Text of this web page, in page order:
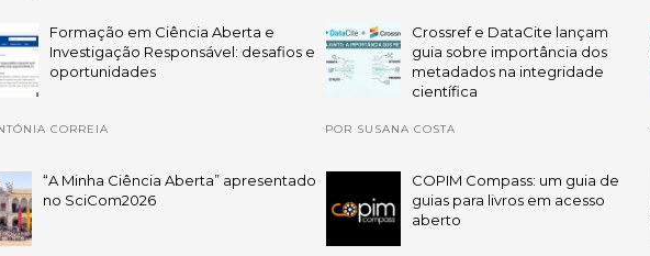
Formação em Ciência Aberta e
Investigação Responsável: desafios e
oportunidades
CORREIA
“A Minha Ciência Aberta” apresentado
no SciCom2026
Crossref e DataCite lançam
guia sobre importância dos
metadados na integridade
científica
POR SUSANA COSTA
COPIM Compass: um guia de
guias para livros em acesso
aberto